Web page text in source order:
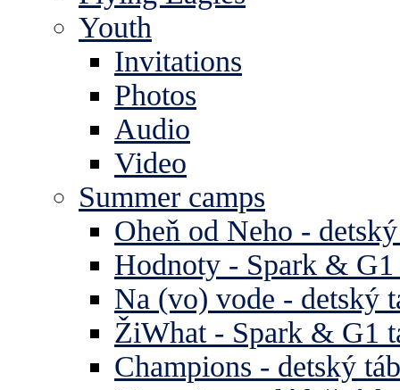
Youth
Invitations
Photos
Audio
Video
Summer camps
Oheň od Neho -
Hodnoty - Spark & G1
Na (vo) vode - detský
ŽiWhat - Spark & G1
Champions - detský